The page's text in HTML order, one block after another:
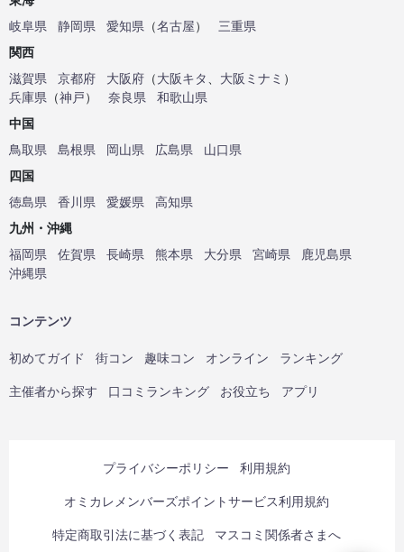
岐阜県
静岡県 愛知県 （名古屋）
三重県
関西
滋賀県
京都府 大阪府 （大阪キタ 大阪ミナミ ）
兵庫県 （神戸） 奈良県
和歌山県
中国
鳥取県
島根県 岡山県 広島県
山口県
四国
徳島県
香川県 愛媛県
高知県
九州・沖縄
福岡県
佐賀県 長崎県 熊本県 大分県 宮崎県
鹿児島県
沖縄県
コンテンツ
初めてガイド 街コン 趣味コン オンライン ランキング
主催者から探す 口コミランキング お役立ち アプリ
プライバシーポリシー 利用規約
オミカレメンバーズポイントサービス利用規約
特定商取引法に基づく表記 マスコミ関係者さまへ